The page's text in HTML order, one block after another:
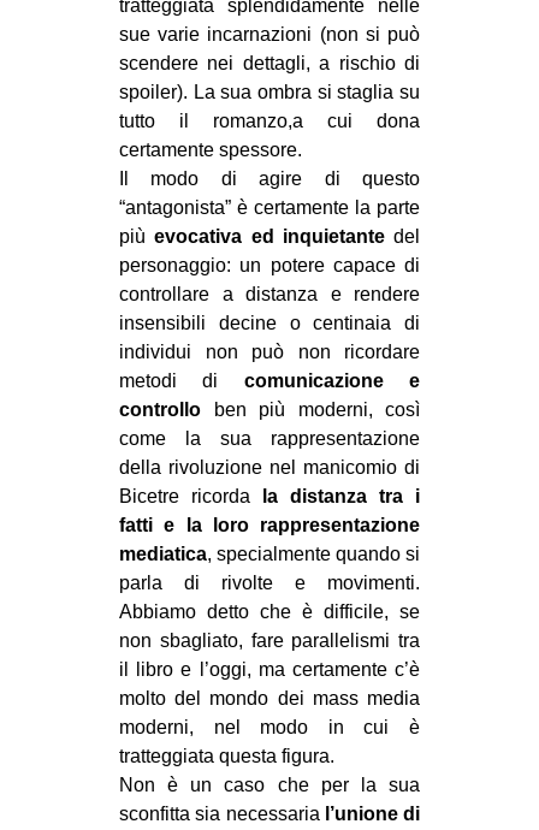
tratteggiata splendidamente nelle
sue varie incarnazioni (non si può
scendere nei dettagli, a rischio di
spoiler). La sua ombra si staglia su
tutto il romanzo,a cui dona
certamente spessore.
Il modo di agire di questo
“antagonista” è certamente la parte
piùevocativa ed inquietantedel
personaggio: un potere capace di
controllare a distanza e rendere
insensibili decine o centinaia di
individui non può non ricordare
metodi di comunicazione e
controllo ben più moderni, così
come la sua rappresentazione
della rivoluzione nel manicomio di
Bicetre ricorda
la distanza tra i
fatti e la loro rappresentazione
mediatica, specialmente quando si
parla di rivolte e movimenti.
Abbiamo detto che è difficile, se
non sbagliato, fare parallelismi tra
il libro e l’oggi, ma certamente c’è
molto del mondo dei mass media
moderni, nel modo in cui è
tratteggiata questa figura.
Non è un caso che per la sua
sconfitta sia necessaria l’unione di